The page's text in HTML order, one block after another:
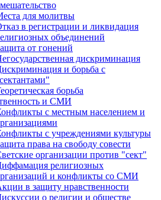
для молитвы
в регистрации и ликвидация
объединений
от гонений
дискриминация
и борьба с
борьба
и СМИ
с местным населением и
с учреждениями культуры
права на свободу совести
организации против "сект"
религиозных
и конфликты со СМИ
в защиту нравственности
о религии и обществе